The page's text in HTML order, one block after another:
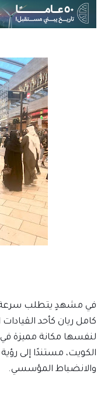
في مشهدٍ يتطلب سرعة
كامل ريان كأحد
لنفسها مكانة مميزة
الكويت، مستندًا إلى
والانضباط المؤسسي.